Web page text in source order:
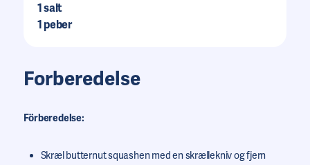
1salt
1peber
Forberedelse
Förberedelse:
Skræl butternut squashen med en skrællekniv og fjern